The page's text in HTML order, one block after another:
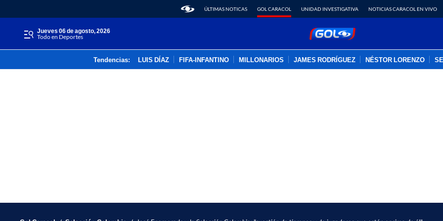
ÚLTIMAS NOTICAS GOL CARACOL UNIDAD INVESTIGATIVA NOTICIAS CARACOL EN VIVO
jueves 06 de agosto, 2026
Todo en Deportes
Tendencias: LUIS DÍAZ FIFA-INFANTINO MILLONARIOS JAMES RODRÍGUEZ NÉSTOR LORENZO